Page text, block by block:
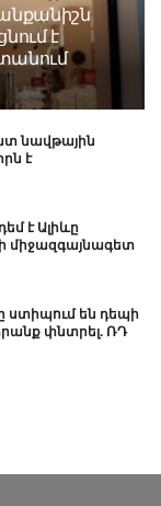
է
նավթային
է
է Ալիևը
միջազգայնագետ
ստիպում են դեպի
փնտրել. ՌԴ